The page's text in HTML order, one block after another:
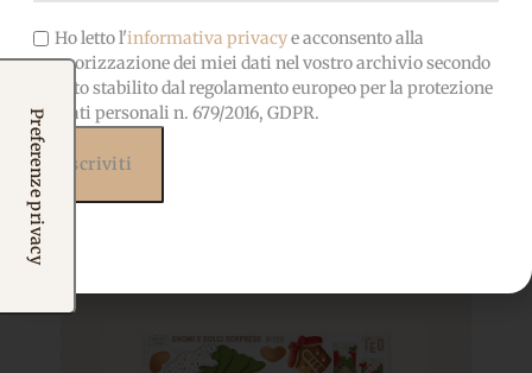
Prodotti correlati
Potrebbero interessarti
Ho letto l'informativa privacye acconsento alla
memorizzazione dei miei dati nel vostro archivio secondo
quanto stabilito dal regolamento europeo per la protezione
dei dati personali n. 679/2016, GDPR.